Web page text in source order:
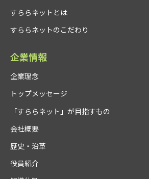
すららネットとは
すららネットのこだわり
企業情報
企業理念
トップメッセージ
「すららネット」が目指すもの
会社概要
歴史・沿革
役員紹介